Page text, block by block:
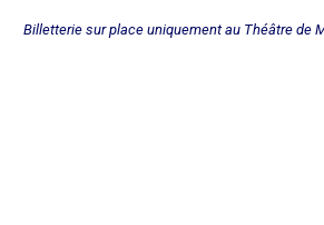
Billetterie sur place uniquement au Théâtre de